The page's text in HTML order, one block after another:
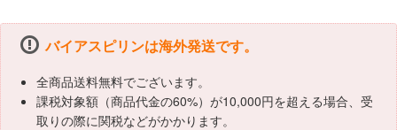
バイアスピリンは海外発送です。
全商品送料無料でございます。
課税対象額（商品代金の60%）が10,000円を超える場合、受
取りの際に関税などがかかります。